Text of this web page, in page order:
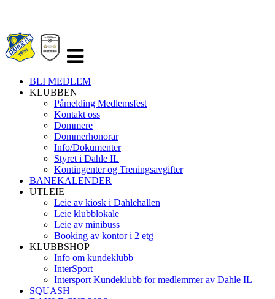
navigasjon
BLI MEDLEM
KLUBBEN
Påmelding Medlemsfest
Kontakt oss
Dommere
Dommerhonorar
Info/Dokumenter
Styret i Dahle IL
Kontingenter og Treningsavgifter
BANEKALENDER
UTLEIE
Leie av kiosk i Dahlehallen
Leie klubblokale
Leie av minibuss
Booking av kontor i 2 etg
KLUBBSHOP
Info om kundeklubb
InterSport
Intersport Kundeklubb for medlemmer av Dahle IL
SQUASH